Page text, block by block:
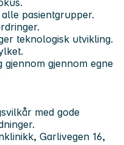
pasientgrupper.
teknologisk utvikling.
gjennom gjennom egne
med gode
Garlivegen 16,